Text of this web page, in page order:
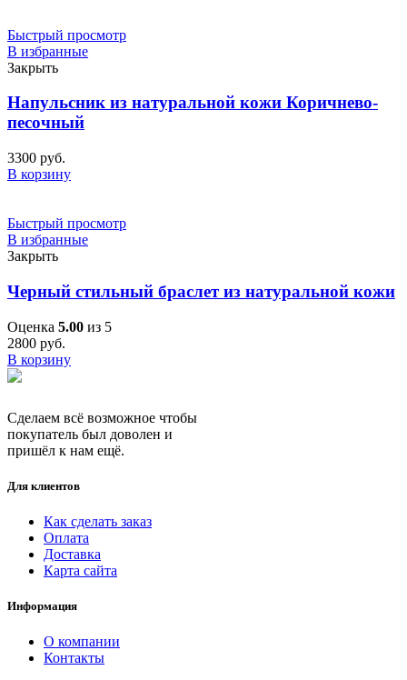
Быстрый просмотр
В избранные
Закрыть
Напульсник из натуральной кожи Коричнево-
песочный
3300 руб.
В корзину
Быстрый просмотр
В избранные
Закрыть
Черный стильный браслет из натуральной кожи
Оценка 5.00 из 5
2800 руб.
В корзину
Сделаем всё возможное чтобы
покупатель был доволен и
пришёл к нам ещё.
Для клиентов
Как сделать заказ
Оплата
Доставка
Карта сайта
Информация
О компании
Контакты